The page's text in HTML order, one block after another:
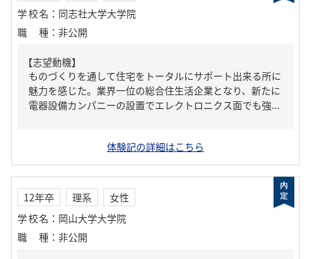
学校名 ： 同志社大学大学院
職種 ： 非公開
【志望動機】
ものづくりを通して住宅をトータルにサポート出来る所に
魅力を感じた。業界一位の総合住生活企業となり、新たに
電器設備カンパニーの設置でエレクトロニクス面でも強...
体験記の詳細はこちら
12年卒 理系
女性
学校名 ： 岡山大学大学院
職種 ： 非公開